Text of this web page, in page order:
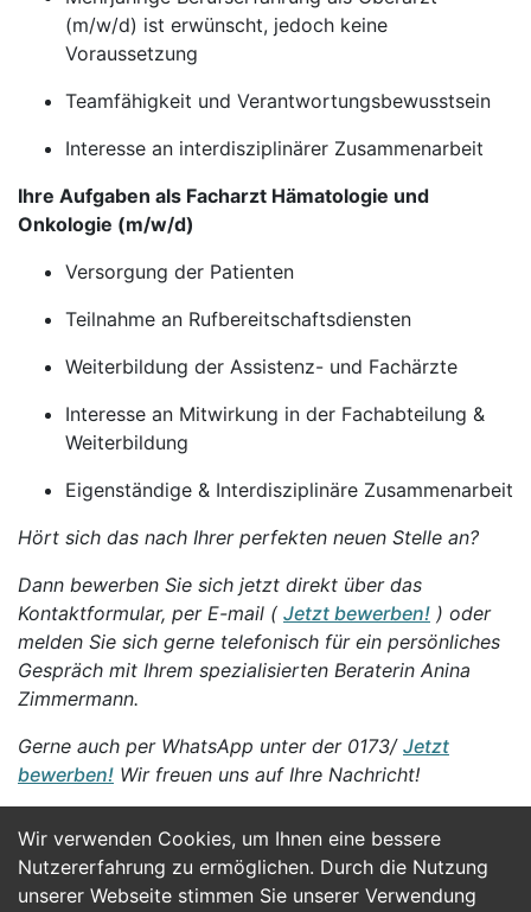
Wir verwenden Cookies, um Ihnen eine bessere
Nutzererfahrung zu ermöglichen. Durch die Nutzung
unserer Webseite stimmen Sie unserer Verwendung
(m/w/d) ist erwünscht, jedoch keine
Voraussetzung
Teamfähigkeit und Verantwortungsbewusstsein
Interesse an interdisziplinärer Zusammenarbeit
Ihre Aufgaben als Facharzt Hämatologie und
Onkologie (m/w/d)
Versorgung der Patienten
Teilnahme an Rufbereitschaftsdiensten
Weiterbildung der Assistenz- und Fachärzte
Interesse an Mitwirkung in der Fachabteilung &
Weiterbildung
Eigenständige & Interdisziplinäre Zusammenarbeit
Hört sich das nach Ihrer perfekten neuen Stelle an?
Dann bewerben Sie sich jetzt direkt über das
Kontaktformular, per E-mail ( Jetzt bewerben! ) oder
melden Sie sich gerne telefonisch für ein persönliches
Gespräch mit Ihrem spezialisierten Beraterin Anina
Zimmermann.
Gerne auch per WhatsApp unter der 0173/ Jetzt
bewerben! Wir freuen uns auf Ihre Nachricht!
Jetzt Bewerben